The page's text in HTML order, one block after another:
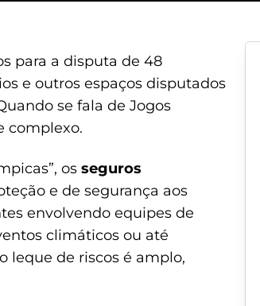
para a disputa de 48
e outros espaços disputados
se fala de Jogos
complexo.
os seguros
e de segurança aos
envolvendo equipes de
climáticos ou até
leque de riscos é amplo,